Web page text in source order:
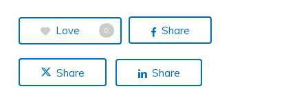
Love 0 Share
Share Share